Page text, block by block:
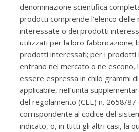
denominazione scientifica
prodotti comprende l’elenco delle
interessate o dei prodotti
utilizzati per la loro fabbricazione;
prodotti interessati; per i prodotti
entrano nel mercato o ne escono,
essere espressa in chilo grammi
applicabile, nell’unità
del regolamento (CEE) n. 2658/87
corrispondente al codice del
indicato, o, in tutti gli altri casi, la